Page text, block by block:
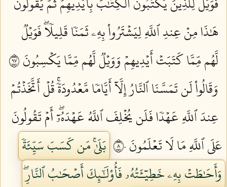
هَٰذَا مِنۡ عِندِ ٱللَّهِ لِيَشۡتَرُواْ بِهِۦ ثَمَنٗا قَلِيلٗاۖ فَوَيۡلٞ
لَّهُم مِّمَّا كَتَبَتۡ أَيۡدِيهِمۡ وَوَيۡلٞ لَّهُم مِّمَّا يَكۡسِبُونَ ٧٩
وَقَالُواْ لَن تَمَسَّنَا ٱلنَّارُ إِلَّآ أَيَّامٗا مَّعۡدُودَةٗۚ قُلۡ أَتَّخَذۡتُمۡ
عِندَ ٱللَّهِ عَهۡدٗا فَلَن يُخۡلِفَ ٱللَّهُ عَهۡدَهُۥٓۖ أَمۡ تَقُولُونَ
عَلَى ٱللَّهِ مَا لَا تَعۡلَمُونَ ٨٠
بَلَىٰۚ مَن كَسَبَ سَيِّئَةٗ
وَأَحَٰطَتۡ بِهِۦ خَطِيٓـَٔتُهُۥ فَأُوْلَٰٓئِكَ أَصۡحَٰبُ ٱلنَّارِۖ